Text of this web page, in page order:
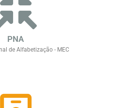
PNA
de Alfabetização - MEC